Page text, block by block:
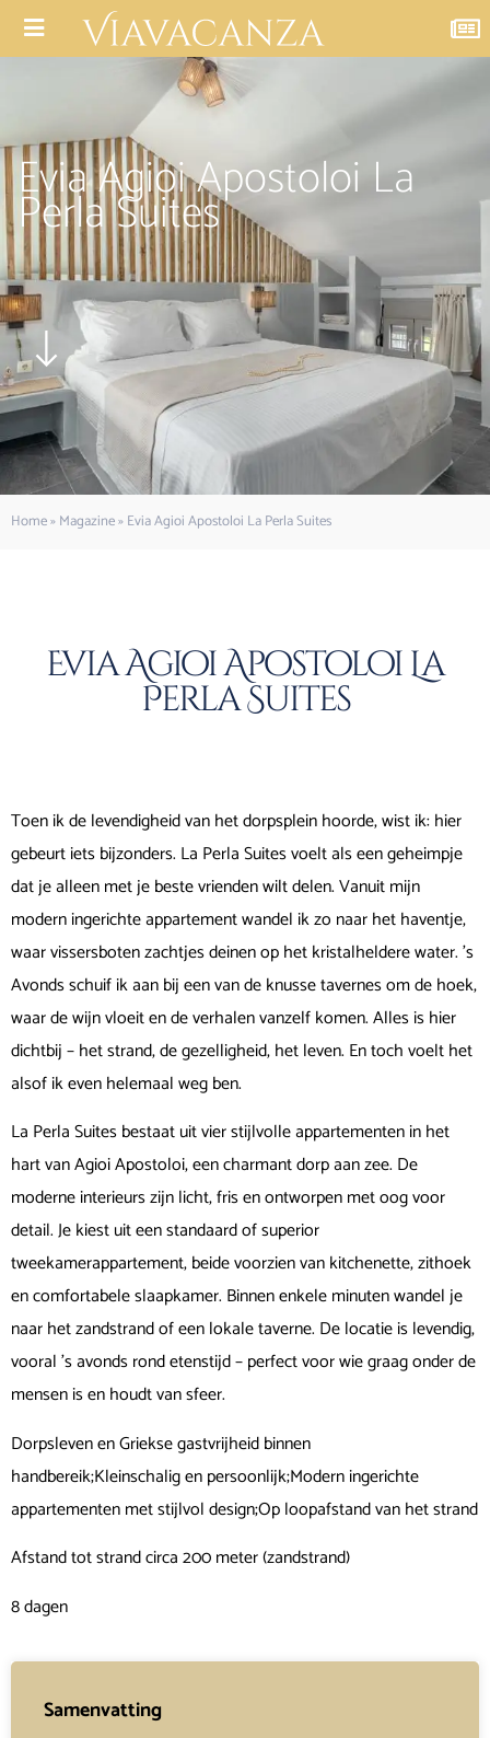
Evia Agioi Apostoloi La
Perla Suites
Home»Magazine»Evia Agioi Apostoloi La Perla Suites
Evia Agioi Apostoloi La
Perla Suites
Toen ik de levendigheid van het dorpsplein hoorde, wist ik: hier
gebeurt iets bijzonders. La Perla Suites voelt als een geheimpje
dat je alleen met je beste vrienden wilt delen. Vanuit mijn
modern ingerichte appartement wandel ik zo naar het haventje,
waar vissersboten zachtjes deinen op het kristalheldere water. ’s
Avonds schuif ik aan bij een van de knusse tavernes om de hoek,
waar de wijn vloeit en de verhalen vanzelf komen. Alles is hier
dichtbij – het strand, de gezelligheid, het leven. En toch voelt het
alsof ik even helemaal weg ben.
La Perla Suites bestaat uit vier stijlvolle appartementen in het
hart van Agioi Apostoloi, een charmant dorp aan zee. De
moderne interieurs zijn licht, fris en ontworpen met oog voor
detail. Je kiest uit een standaard of superior
tweekamerappartement, beide voorzien van kitchenette, zithoek
en comfortabele slaapkamer. Binnen enkele minuten wandel je
naar het zandstrand of een lokale taverne. De locatie is levendig,
vooral ’s avonds rond etenstijd – perfect voor wie graag onder de
mensen is en houdt van sfeer.
Dorpsleven en Griekse gastvrijheid binnen
handbereik;Kleinschalig en persoonlijk;Modern ingerichte
appartementen met stijlvol design;Op loopafstand van het strand
Afstand tot strand circa 200 meter (zandstrand)
8 dagen
Samenvatting